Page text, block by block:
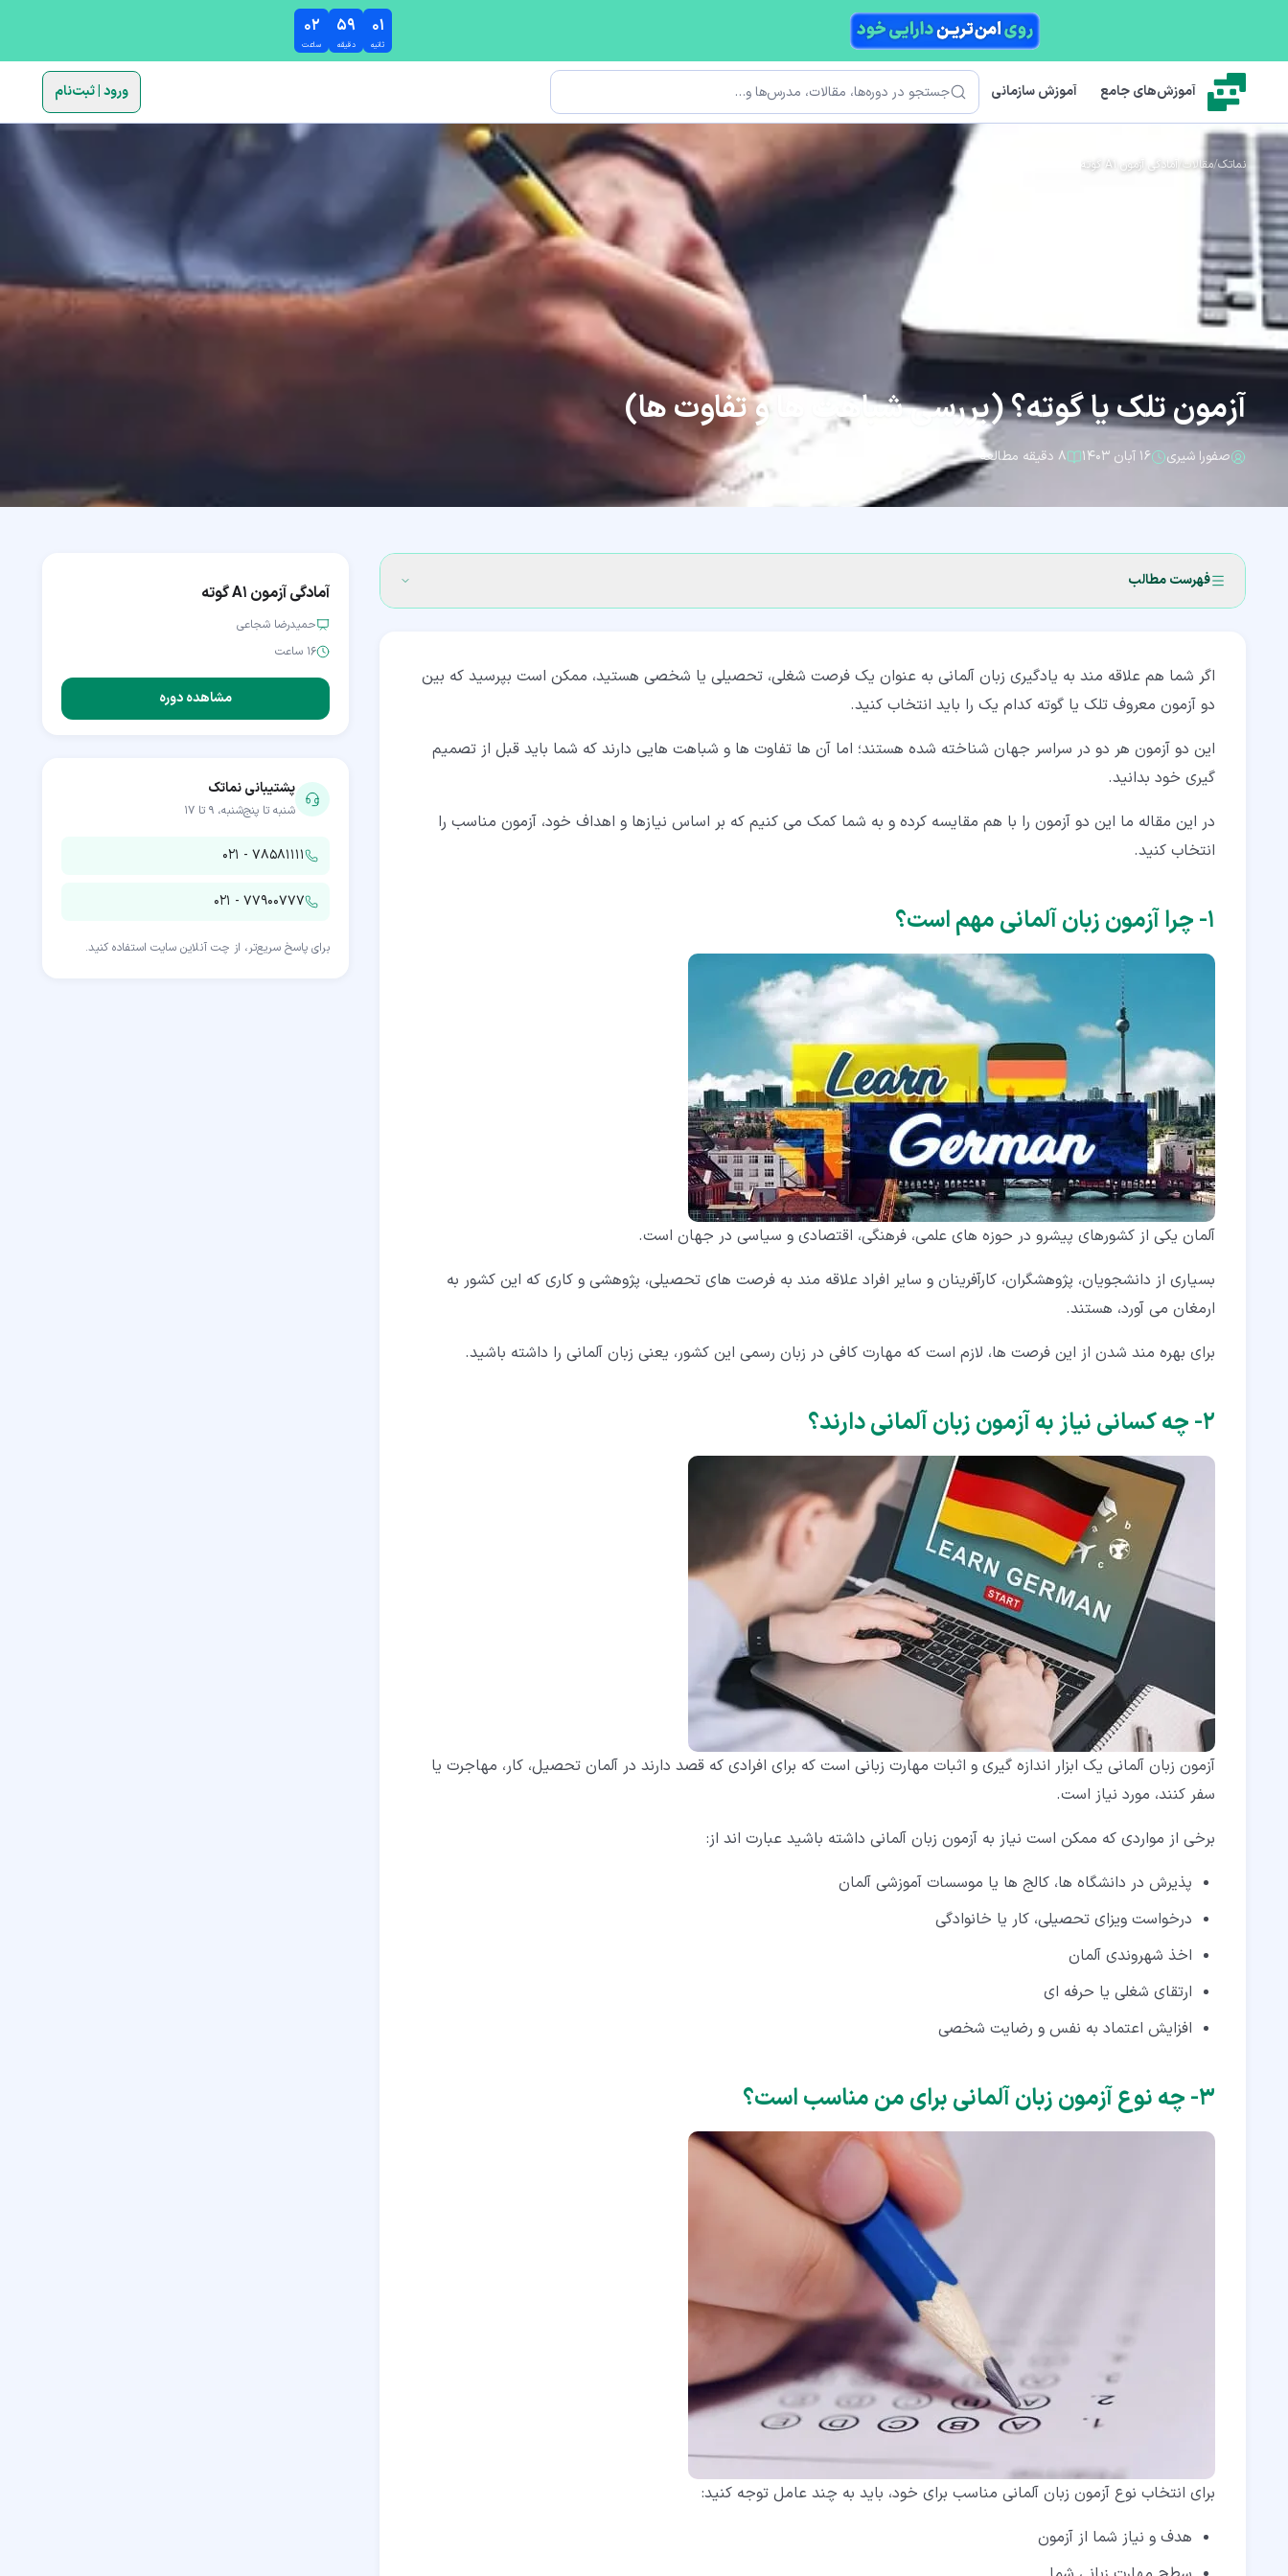
۰۲
ساعت
۵۹
دقیقه
۰۰
ثانیه
آموزش‌های جامع آموزش سازمانی جستجو ورود | ثبت‌نام
نماتک/مقالات/آمادگی آزمون A1 گوته
آزمون تلک یا گوته؟ (بررسی شباهت ها و تفاوت ها)
صفورا شیری ۱۶ آبان ۱۴۰۳ ۸ دقیقه مطالعه
فهرست مطالب
۲‏- چه کسانی نیاز به آزمون زبان آلمانی دارند؟
۴‏- آزمون تلک چیست؟
۶‏- نحوه ارزیابی و اعتبار آزمون تلک
۸‏- آزمون گوته چیست؟
۱۲‏- شباهت های آزمون تلک و گوته
۱۳‏- تفاوت های آزمون تلک و گوته
۱۴‏- نکات کلیدی برای انتخاب آزمون مناسب
اگر شما هم علاقه مند به یادگیری زبان آلمانی به عنوان یک فرصت شغلی، تحصیلی یا شخصی هستید، ممکن است بپرسید که بین
دو آزمون معروف تلک یا گوته کدام یک را باید انتخاب کنید.
این دو آزمون هر دو در سراسر جهان شناخته شده هستند؛ اما آن ها تفاوت ها و شباهت هایی دارند که شما باید قبل از تصمیم
گیری خود بدانید.
در این مقاله ما این دو آزمون را با هم مقایسه کرده و به شما کمک می کنیم که بر اساس نیازها و اهداف خود، آزمون مناسب را
انتخاب کنید.
۱‏- چرا آزمون زبان آلمانی مهم است؟
آلمان یکی از کشورهای پیشرو در حوزه های علمی، فرهنگی، اقتصادی و سیاسی در جهان است.
بسیاری از دانشجویان، پژوهشگران، کارآفرینان و سایر افراد علاقه مند به فرصت های تحصیلی، پژوهشی و کاری که این کشور به
ارمغان می آورد، هستند.
برای بهره مند شدن از این فرصت ها، لازم است که مهارت کافی در زبان رسمی این کشور، یعنی زبان آلمانی را داشته باشید.
۲‏- چه کسانی نیاز به آزمون زبان آلمانی دارند؟
آزمون زبان آلمانی یک ابزار اندازه گیری و اثبات مهارت زبانی است که برای افرادی که قصد دارند در آلمان تحصیل، کار، مهاجرت یا
سفر کنند، مورد نیاز است.
برخی از مواردی که ممکن است نیاز به آزمون زبان آلمانی داشته باشید عبارت اند از:
پذیرش در دانشگاه ها، کالج ها یا موسسات آموزشی آلمان
درخواست ویزای تحصیلی، کار یا خانوادگی
اخذ شهروندی آلمان
ارتقای شغلی یا حرفه ای
افزایش اعتماد به نفس و رضایت شخصی
۳‏- چه نوع آزمون زبان آلمانی برای من مناسب است؟
برای انتخاب نوع آزمون زبان آلمانی مناسب برای خود، باید به چند عامل توجه کنید:
هدف و نیاز شما از آزمون
آمادگی آزمون A1 گوته
حمیدرضا شجاعی
۱۶ ساعت
مشاهده دوره
پشتیبانی نماتک
شنبه تا پنج‌شنبه، ۹ تا ۱۷
۰۲۱ - ۷۸۵۸۱۱۱۱
۰۲۱ - ۷۷۹۰۰۷۷۷
برای پاسخ سریع‌تر، از چت آنلاین سایت استفاده کنید.